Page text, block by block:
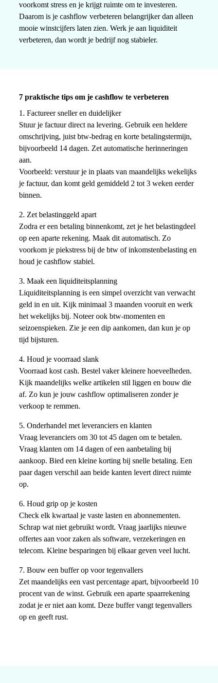
voorkomt stress en je krijgt ruimte om te investeren.
Daarom is je cashflow verbeteren belangrijker dan alleen
mooie winstcijfers laten zien. Werk je aan liquiditeit
verbeteren, dan wordt je bedrijf nog stabieler.
7 praktische tips om je cashflow te verbeteren
1. Factureer sneller en duidelijker
Stuur je factuur direct na levering. Gebruik een heldere
omschrijving, juist btw-bedrag en korte betalingstermijn,
bijvoorbeeld 14 dagen. Zet automatische herinneringen
aan.
Voorbeeld: verstuur je in plaats van maandelijks wekelijks
je factuur, dan komt geld gemiddeld 2 tot 3 weken eerder
binnen.
2. Zet belastinggeld apart
Zodra er een betaling binnenkomt, zet je het belastingdeel
op een aparte rekening. Maak dit automatisch. Zo
voorkom je piekstress bij de btw of inkomstenbelasting en
houd je cashflow stabiel.
3. Maak een liquiditeitsplanning
Liquiditeitsplanning is een simpel overzicht van verwacht
geld in en uit. Kijk minimaal 3 maanden vooruit en werk
het wekelijks bij. Noteer ook btw-momenten en
seizoenspieken. Zie je een dip aankomen, dan kun je op
tijd bijsturen.
4. Houd je voorraad slank
Voorraad kost cash. Bestel vaker kleinere hoeveelheden.
Kijk maandelijks welke artikelen stil liggen en bouw die
af. Zo kun je jouw cashflow optimaliseren zonder je
verkoop te remmen.
5. Onderhandel met leveranciers en klanten
Vraag leveranciers om 30 tot 45 dagen om te betalen.
Vraag klanten om 14 dagen of een aanbetaling bij
aankoop. Bied een kleine korting bij snelle betaling. Een
paar dagen verschil aan beide kanten levert direct ruimte
op.
6. Houd grip op je kosten
Check elk kwartaal je vaste lasten en abonnementen.
Schrap wat niet gebruikt wordt. Vraag jaarlijks nieuwe
offertes aan voor zaken als software, verzekeringen en
telecom. Kleine besparingen bij elkaar geven veel lucht.
7. Bouw een buffer op voor tegenvallers
Zet maandelijks een vast percentage apart, bijvoorbeeld 10
procent van de winst. Gebruik een aparte spaarrekening
zodat je er niet aan komt. Deze buffer vangt tegenvallers
op en geeft rust.